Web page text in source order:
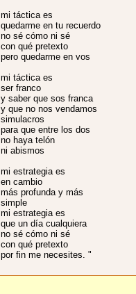
mi táctica es
quedarme en tu recuerdo
no sé cómo ni sé
con qué pretexto
pero quedarme en vos
mi táctica es
ser franco
y saber que sos franca
y que no nos vendamos
simulacros
para que entre los dos
no haya telón
ni abismos
mi estrategia es
en cambio
más profunda y más
simple
mi estrategia es
que un día cualquiera
no sé cómo ni sé
con qué pretexto
por fin me necesites. "